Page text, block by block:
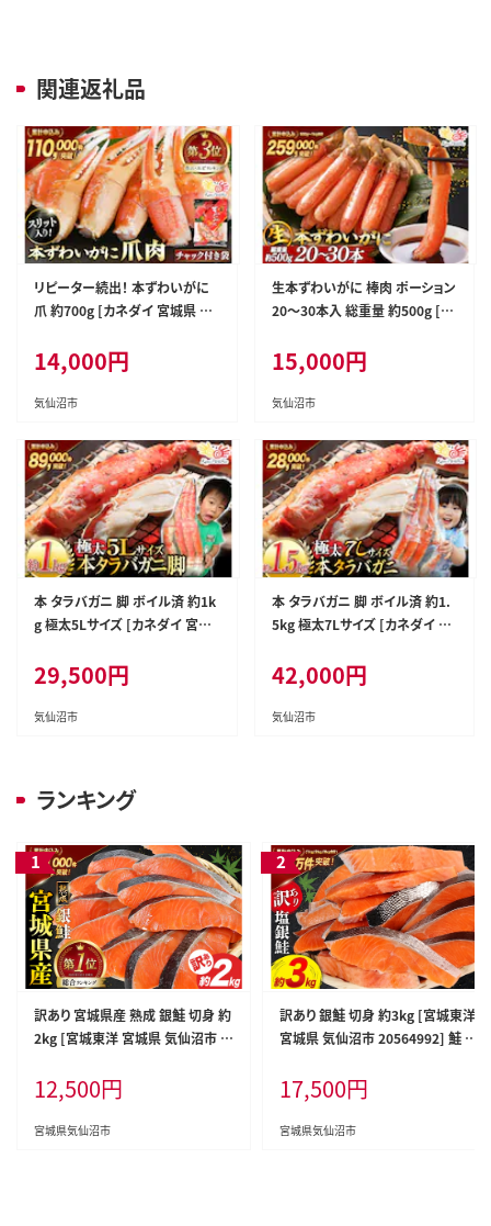
関連返礼品
リピーター続出！ 本ずわいがに
爪 約700g [カネダイ 宮城県 気
ずわいがに ズワイガニ ずわい蟹
ズワイ蟹 ずわい ズワイ 蟹 カニ
爪 蟹爪 カニ爪肉 つめ 爪 ボイル
14,000円
気仙沼市
生本ずわいがに 棒肉 ポーション
20～30本入 総重量 約500g [カ
322] むき身 カニ かに 生 ずわい
がに ズワイガニ ずわい蟹 ズワ
イ蟹 蟹 カニ カニ脚 蟹脚 カニ棒
15,000円
気仙沼市
本 タラバガニ 脚 ボイル済 約1k
g 極太5Lサイズ [カネダイ 宮城
に 蟹 たらばがに たらば蟹 タラ
バ蟹 たらば タラバ ボイル
29,500円
気仙沼市
本 タラバガニ 脚 ボイル済 約1.
5kg 極太7Lサイズ [カネダイ 宮
かに 蟹 たらばがに たらば蟹 タ
ラバ蟹 たらば タラバ ボイル
42,000円
気仙沼市
ランキング
訳あり 宮城県産 熟成 銀鮭 切身 約
2kg [宮城東洋 宮城県 気仙沼市 2
け 鮭 甘口 サケ 鮭切身 シャケ 切り
身 冷凍 おかず 弁当 支援 事業者支
援 サーモン 魚 銀鮭切り身
12,500円
宮城県気仙沼市
訳あり 銀鮭 切身 約3kg [宮城東洋
宮城県 気仙沼市 20564992] 鮭 魚
け サケ 鮭切身 シャケ 切り身 冷凍
家庭用 おかず 弁当 支援 サーモン
銀鮭切り身 魚 わけあり
17,500円
宮城県気仙沼市